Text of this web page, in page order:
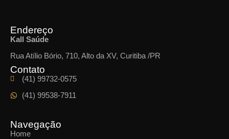
Endereço
Kall Saúde
Rua Atílio Bório, 710, Alto da XV, Curitiba /PR
Contato
(41) 99732-0575
(41) 99538-7911
Navegação
Home